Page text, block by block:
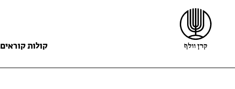
קולות קוראים